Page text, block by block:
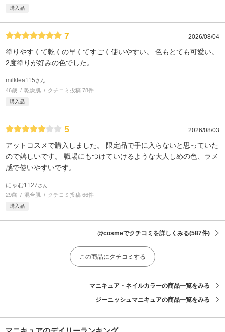
購入品
7 2026/08/04
塗りやすくて乾くの早くてすごく使いやすい。 色もとても可愛い。
2度塗りが好みの色でした。
milktea115さん
46歳 乾燥肌 クチコミ投稿 78件
購入品
5 2026/08/03
アットコスメで購入しました。 限定品で手に入らないと思っていた
ので嬉しいです。 職場にもつけていけるような大人しめの色、ラメ
感で使いやすいです。
にゃむ1127さん
29歳 混合肌 クチコミ投稿 66件
購入品
@cosmeでクチコミを詳しくみる(587件)
この商品にクチコミする
マニキュア・ネイルカラーの商品一覧をみる
ジーニッシュマニキュアの商品一覧をみる